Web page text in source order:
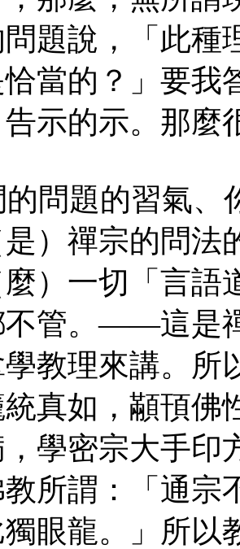
問題說，「此
恰當的？」要
示的示。那麼
問題的習氣、
是）禪宗的問
）一切「言語
不管。——這是
教理來講。所
真如，顢頇佛
學密宗大手印
所謂：「通宗
眼龍。」所以